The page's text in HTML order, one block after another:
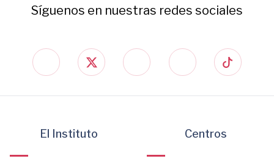
Síguenos en nuestras redes sociales
El Instituto Centros